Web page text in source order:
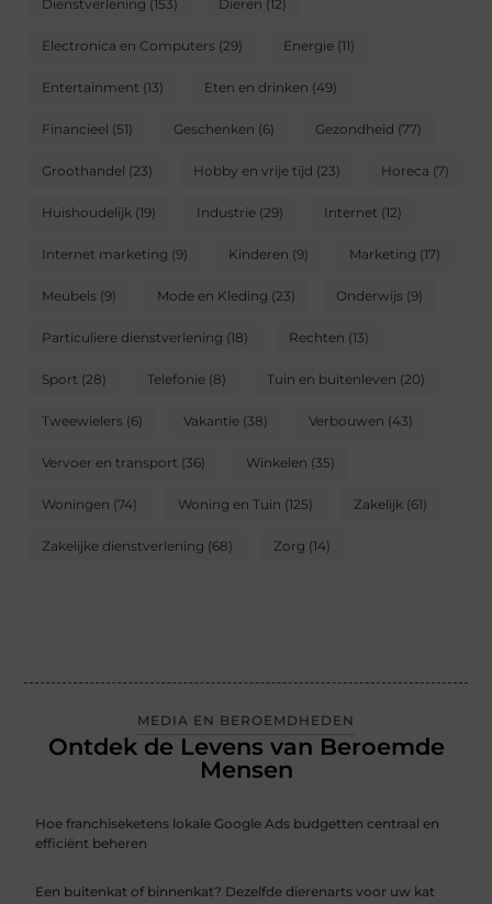
Dienstverlening (153) Dieren (12)
Electronica en Computers (29) Energie (11)
Entertainment (13) Eten en drinken (49)
Financieel (51) Geschenken (6) Gezondheid (77)
Groothandel (23) Hobby en vrije tijd (23) Horeca (7)
Huishoudelijk (19) Industrie (29) Internet (12)
Internet marketing (9) Kinderen (9) Marketing (17)
Meubels (9) Mode en Kleding (23) Onderwijs (9)
Particuliere dienstverlening (18) Rechten (13)
Sport (28) Telefonie (8) Tuin en buitenleven (20)
Tweewielers (6) Vakantie (38) Verbouwen (43)
Vervoer en transport (36) Winkelen (35)
Woningen (74) Woning en Tuin (125) Zakelijk (61)
Zakelijke dienstverlening (68) Zorg (14)
MEDIA EN BEROEMDHEDEN
Ontdek de Levens van Beroemde
Mensen
Hoe franchiseketens lokale Google Ads budgetten centraal en
efficiënt beheren
Een buitenkat of binnenkat? Dezelfde dierenarts voor uw kat